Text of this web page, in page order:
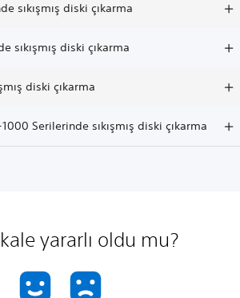
sıkışmış diski çıkarma
sıkışmış diski çıkarma
diski çıkarma
1000 Serilerinde sıkışmış diski çıkarma
yararlı oldu mu?